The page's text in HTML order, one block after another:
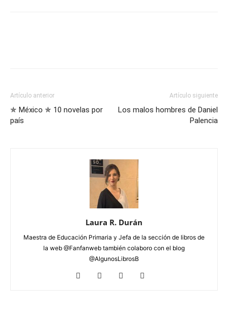
Artículo anterior
✯ México ✯ 10 novelas por
país
Artículo siguiente
Los malos hombres de Daniel
Palencia
Laura R. Durán
Maestra de Educación Primaria y Jefa de la sección de libros de
la web @Fanfanweb también colaboro con el blog
@AlgunosLibrosB